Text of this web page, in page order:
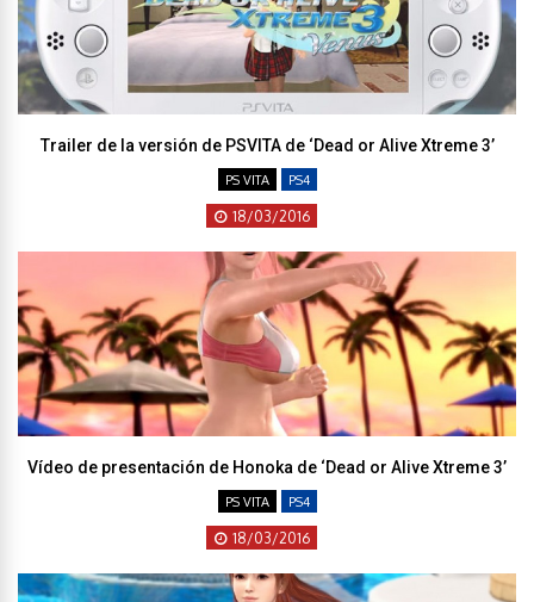
Trailer de la versión de PSVITA de ‘Dead or Alive Xtreme 3’
PS VITA PS4
18/03/2016
Vídeo de presentación de Honoka de ‘Dead or Alive Xtreme 3’
PS VITA PS4
18/03/2016